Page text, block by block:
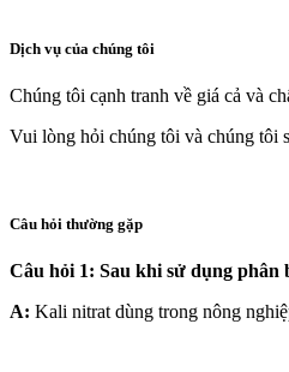
Dịch vụ của chúng tôi
Chúng tôi cạnh tranh về giá cả và
Vui lòng hỏi chúng tôi và chúng tôi
Câu hỏi thường gặp
Câu hỏi 1: Sau khi sử dụng phân
A: Kali nitrat dùng trong nông